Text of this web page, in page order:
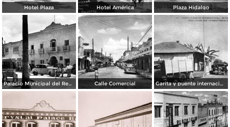
Hotel Plaza Hotel América Plaza Hidalgo
Palacio Municipal del Reynosa Calle Comercial Garita y puente internacional